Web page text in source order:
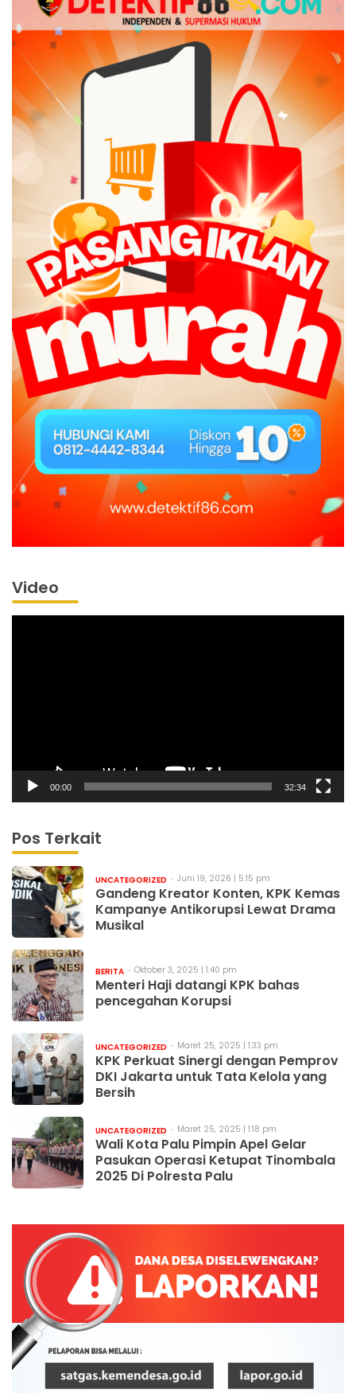
Video
00:00 32:34
Pos Terkait
UNCATEGORIZED Juni 19, 2026 | 5:15 pm
Gandeng Kreator Konten, KPK Kemas
Kampanye Antikorupsi Lewat Drama
Musikal
BERITA Oktober 3, 2025 | 1:40 pm
Menteri Haji datangi KPK bahas
pencegahan Korupsi
UNCATEGORIZED Maret 25, 2025 | 1:33 pm
KPK Perkuat Sinergi dengan Pemprov
DKI Jakarta untuk Tata Kelola yang
Bersih
UNCATEGORIZED Maret 25, 2025 | 1:18 pm
Wali Kota Palu Pimpin Apel Gelar
Pasukan Operasi Ketupat Tinombala
2025 Di Polresta Palu